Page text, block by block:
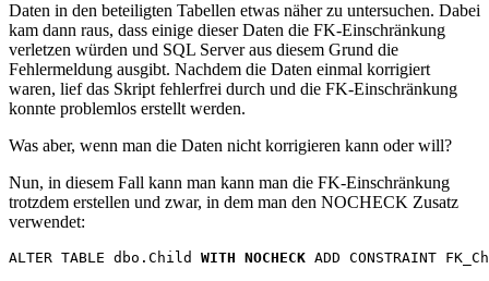
Daten in den beteiligten Tabellen etwas näher zu untersuchen. Dabei
kam dann raus, dass einige dieser Daten die FK-Einschränkung
verletzen würden und SQL Server aus diesem Grund die
Fehlermeldung ausgibt. Nachdem die Daten einmal korrigiert
waren, lief das Skript fehlerfrei durch und die FK-Einschränkung
konnte problemlos erstellt werden.
Was aber, wenn man die Daten nicht korrigieren kann oder will?
Nun, in diesem Fall kann man kann man die FK-Einschränkung
trotzdem erstellen und zwar, in dem man den NOCHECK Zusatz
verwendet:
ALTER TABLE dbo.Child WITH NOCHECK ADD CONSTRAINT